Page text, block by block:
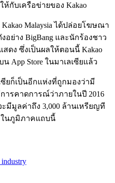
กับเครือข่ายของ Kakao
Malaysia ได้ปล่อยโฆษณา
อย่าง BigBang และนักร้องชาว
สดง ซึ่งเป็นผลให้ตอนนี้ Kakao
App Store ในมาเลเซียแล้ว
ซียก็เป็นอีกแห่งที่ถูกมองว่ามี
ารคาดการณ์ว่าภายในปี 2016
มีมูลค่าถึง 3,000 ล้านเหรียญที
ในภูมิภาคแถบนี้